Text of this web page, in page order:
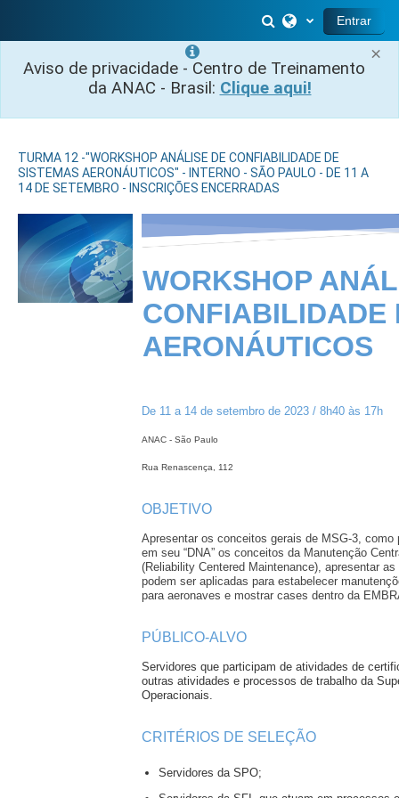
×
Aviso de privacidade - Centro de Treinamento
da ANAC - Brasil: Clique aqui!
Alternar entrada
Entrar
TURMA 12 -"WORKSHOP ANÁLISE DE CONFIABILIDADE DE
SISTEMAS AERONÁUTICOS" - INTERNO - SÃO PAULO - DE 11 A
14 DE SETEMBRO - INSCRIÇÕES ENCERRADAS
WORKSHOP
CONFIABILIDADE
AERONÁUTICOS
De 11 a 14 de setembro de 2023 / 8h40 às 17h
ANAC - São Paulo
Rua Renascença, 112
OBJETIVO
Apresentar os conceitos gerais de MSG‐3,
em seu “DNA” os conceitos da Manutenção
(Reliability Centered Maintenance), apresentar
podem ser aplicadas para estabelecer
para aeronaves e mostrar cases dentro da
PÚBLICO-ALVO
Servidores que participam de atividades de
outras atividades e processos de trabalho da
Operacionais.
CRITÉRIOS DE SELEÇÃO
Servidores da SPO;